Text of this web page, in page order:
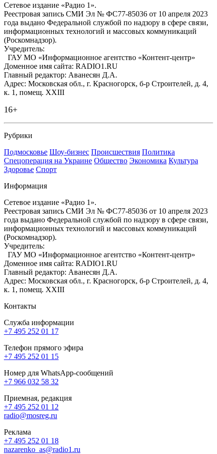
Сетевое издание «Радио 1».
Реестровая запись СМИ Эл № ФС77-85036 от 10 апреля 2023
года выдано Федеральной службой по надзору в сфере связи,
информационных технологий и массовых коммуникаций
(Роскомнадзор).
Учредитель:
ГАУ МО «Информационное агентство «Контент-центр»
Доменное имя сайта: RADIO1.RU
Главный редактор: Аванесян Д.А.
Адрес: Московская обл., г. Красногорск, б-р Строителей, д. 4,
к. 1, помещ. XXIII
16+
Рубрики
Подмосковье Шоу-бизнес Происшествия Политика
Спецоперация на Украине Общество Экономика Культура
Здоровье Спорт
Информация
Сетевое издание «Радио 1».
Реестровая запись СМИ Эл № ФС77-85036 от 10 апреля 2023
года выдано Федеральной службой по надзору в сфере связи,
информационных технологий и массовых коммуникаций
(Роскомнадзор).
Учредитель:
ГАУ МО «Информационное агентство «Контент-центр»
Доменное имя сайта: RADIO1.RU
Главный редактор: Аванесян Д.А.
Адрес: Московская обл., г. Красногорск, б-р Строителей, д. 4,
к. 1, помещ. XXIII
Контакты
Служба информации
+7 495 252 01 17
Телефон прямого эфира
+7 495 252 01 15
Номер для WhatsApp-сообщений
+7 966 032 58 32
Приемная, редакция
+7 495 252 01 12
radio@mosreg.ru
Реклама
+7 495 252 01 18
nazarenko_as@radio1.ru